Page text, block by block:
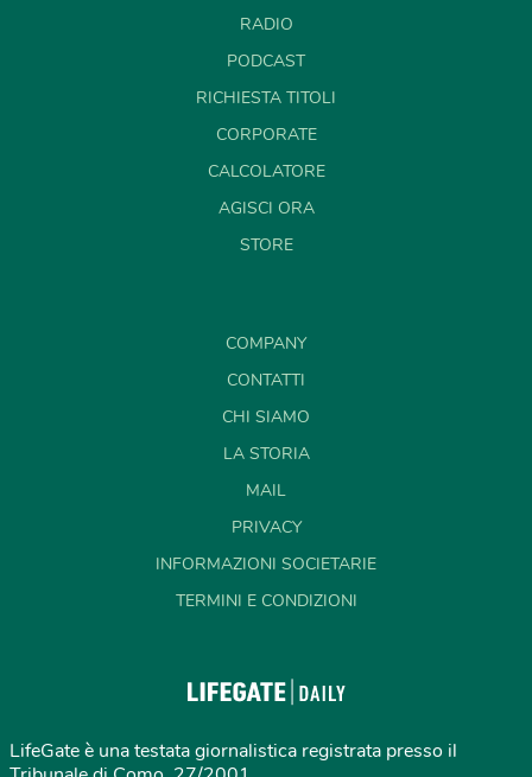
RADIO
PODCAST
RICHIESTA TITOLI
CORPORATE
CALCOLATORE
AGISCI ORA
STORE
COMPANY
CONTATTI
CHI SIAMO
LA STORIA
MAIL
PRIVACY
INFORMAZIONI SOCIETARIE
TERMINI E CONDIZIONI
LifeGate è una testata giornalistica registrata presso il